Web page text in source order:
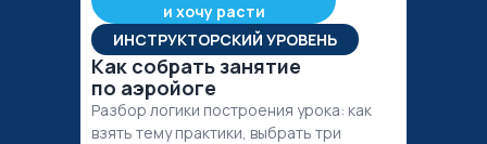
и хочу расти
ИНСТРУКТОРСКИЙ УРОВЕНЬ
Как собрать занятие
по аэройоге
Разбор логики построения урока: как
взять тему практики, выбрать три